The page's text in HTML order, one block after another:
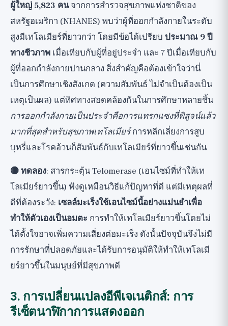
ผู้ใหญ่ 5,823 คนจากการสำรวจสุขภาพแห่งชาติของ
สหรัฐอเมริกา (NHANES) พบว่าผู้ที่ออกกำลังกายในระดับ
สูงมีเทโลเมียร์ที่ยาวกว่า โดยมีข้อได้เปรียบ ประมาณ 9 ปี
ทางชีวภาพ เมื่อเทียบกับผู้ที่อยู่ประจำ และ 7 ปีเมื่อเทียบกับ
ผู้ที่ออกกำลังกายปานกลาง สิ่งสำคัญคือต้องเข้าใจว่านี่
เป็นการศึกษาเชิงสังเกต (ความสัมพันธ์ ไม่จำเป็นต้องเป็น
เหตุเป็นผล) แต่ทิศทางสอดคล้องกันในการศึกษาหลายชิ้น
การออกกำลังกายเป็นประจำคือการแทรกแซงที่พิสูจน์แล้ว
มากที่สุดสำหรับสุขภาพเทโลเมียร์การหลีกเลี่ยงการสูบ
บุหรี่และโรคอ้วนก็สัมพันธ์กับเทโลเมียร์ที่ยาวขึ้นเช่นกัน
🔴 ทดลอง: สารกระตุ้น Telomerase (เอนไซม์ที่ทำให้เท
โลเมียร์ยาวขึ้น) ฟังดูเหมือนวิธีแก้ปัญหาที่ดี แต่มีเหตุผลที่
ดีที่ต้องระวัง: เซลล์มะเร็งใช้เอนไซม์นี้อย่างแม่นยำเพื่อ
ทำให้ตัวเองเป็นอมตะ การทำให้เทโลเมียร์ยาวขึ้นโดยไม่
ได้ตั้งใจอาจเพิ่มความเสี่ยงต่อมะเร็ง ดังนั้นปัจจุบันจึงไม่มี
การรักษาที่ปลอดภัยและได้รับการอนุมัติให้ทำให้เทโลเมี
ยร์ยาวขึ้นในมนุษย์ที่มีสุขภาพดี
3. การเปลี่ยนแปลงอีพีเจเนติกส์: การ
รีเซ็ตนาฬิกาการแสดงออก